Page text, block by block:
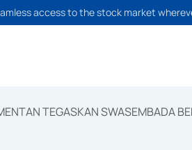
access to the stock market
TEGASKAN SWASEMBADA